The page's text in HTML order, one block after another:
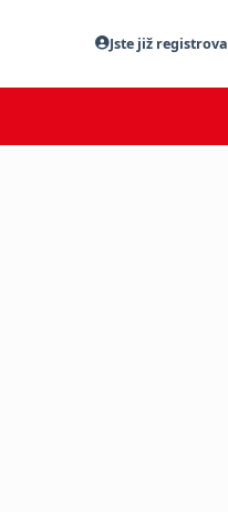
Jste již